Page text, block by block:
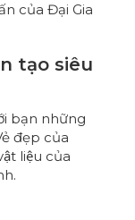
của Đại Gia
tạo siêu
bạn những
đẹp của
liệu của